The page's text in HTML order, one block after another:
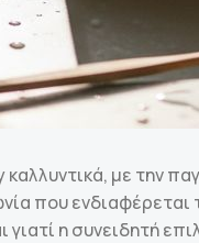
με την
που
η συνειδητή